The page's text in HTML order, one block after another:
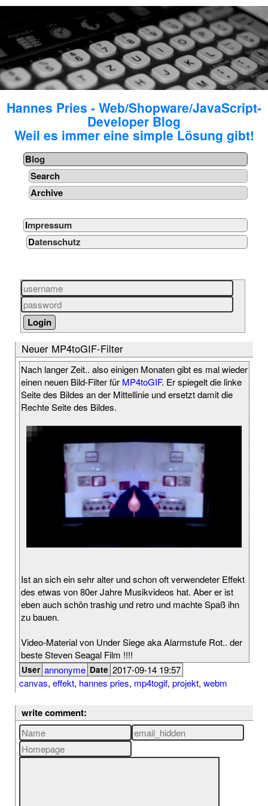
Hannes Pries - Web/Shopware/JavaScript-
Developer Blog
Weil es immer eine simple Lösung gibt!
Blog
Search
Archive
Impressum
Datenschutz
Neuer MP4toGIF-Filter
Nach langer Zeit.. also einigen Monaten gibt es mal wieder
einen neuen Bild-Filter für MP4toGIF. Er spiegelt die linke
Seite des Bildes an der Mittellinie und ersetzt damit die
Rechte Seite des Bildes.
Ist an sich ein sehr alter und schon oft verwendeter Effekt
des etwas von 80er Jahre Musikvideos hat. Aber er ist
eben auch schön trashig und retro und machte Spaß ihn
zu bauen.
Video-Material von Under Siege aka Alarmstufe Rot.. der
beste Steven Seagal Film !!!!
User annonyme Date 2017-09-14 19:57
canvas, effekt, hannes pries, mp4togif, projekt, webm
write comment: